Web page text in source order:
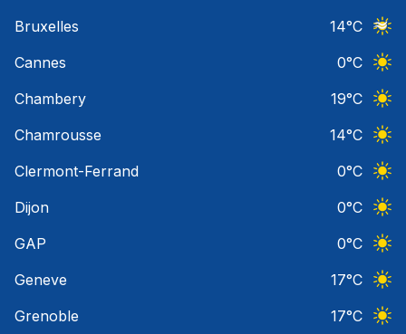
Bruxelles
14°C
Cannes
0°C
Chambery
19°C
Chamrousse
14°C
Clermont-Ferrand
0°C
Dijon
0°C
GAP
0°C
Geneve
17°C
Grenoble
17°C